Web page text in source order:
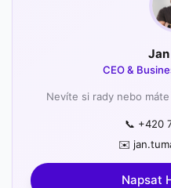
Jan
CEO &
Nevíte si rady nebo
📞 +420
✉️
Napsat